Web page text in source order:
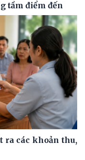
tầm điểm đến
ra các khoản thu,